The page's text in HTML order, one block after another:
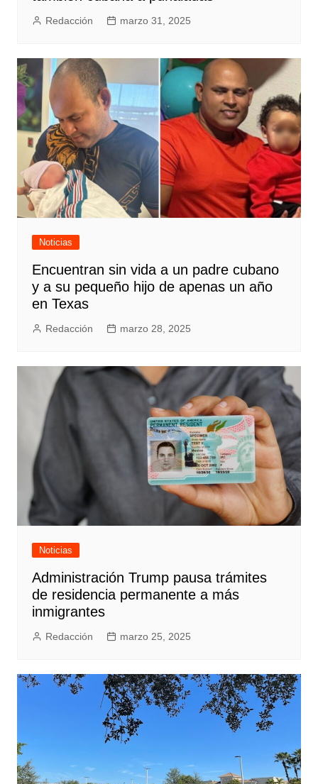
Redacción marzo 31, 2025
Noticias
Encuentran sin vida a un padre cubano
y a su pequeño hijo de apenas un año
en Texas
Redacción marzo 28, 2025
Noticias
Administración Trump pausa trámites
de residencia permanente a más
inmigrantes
Redacción marzo 25, 2025